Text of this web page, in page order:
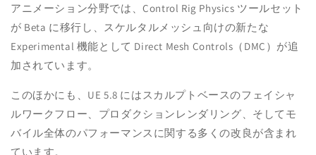
アニメーション分野では、Control Rig Physics ツールセット
が Beta に移行し、スケルタルメッシュ向けの新たな
Experimental 機能として Direct Mesh Controls（DMC）が追
加されています。
このほかにも、UE 5.8 にはスカルプトベースのフェイシャ
ルワークフロー、プロダクションレンダリング、そしてモ
バイル全体のパフォーマンスに関する多くの改良が含まれ
ています。